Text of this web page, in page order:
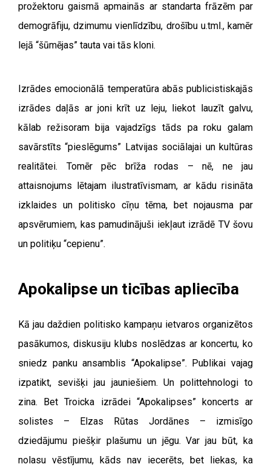
prožektoru gaismā apmainās ar standarta frāzēm par
demogrāfiju, dzimumu vienlīdzību, drošību u.tml., kamēr
lejā “šūmējas” tauta vai tās kloni.
Izrādes emocionālā temperatūra abās publicistiskajās
izrādes daļās ar joni krīt uz leju, liekot lauzīt galvu,
kālab režisoram bija vajadzīgs tāds pa roku galam
savārstīts “pieslēgums” Latvijas sociālajai un kultūras
realitātei. Tomēr pēc brīža rodas – nē, ne jau
attaisnojums lētajam ilustratīvismam, ar kādu risināta
izklaides un politisko cīņu tēma, bet nojausma par
apsvērumiem, kas pamudinājuši iekļaut izrādē TV šovu
un politiķu “cepienu”.
Apokalipse un ticības apliecība
Kā jau daždien politisko kampaņu ietvaros organizētos
pasākumos, diskusiju klubs noslēdzas ar koncertu, ko
sniedz panku ansamblis “Apokalipse”. Publikai vajag
izpatikt, sevišķi jau jauniešiem. Un polittehnologi to
zina. Bet Troicka izrādei “Apokalipses” koncerts ar
solistes – Elzas Rūtas Jordānes – izmisīgo
dziedājumu piešķir plašumu un jēgu. Var jau būt, ka
nolasu vēstījumu, kāds nav iecerēts, bet liekas, ka